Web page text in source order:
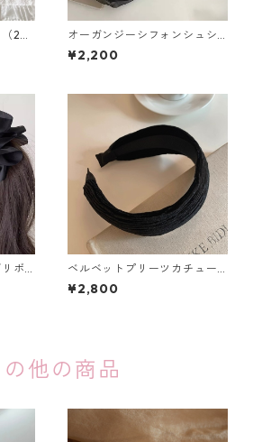
2個
オーガンジーシフォンシュシ
ュ（選べる２個セット）：608
¥2,200
ボ
：6
ベルベットプリーツカチュー
シャ（4色）：620
¥2,800
の他の商品